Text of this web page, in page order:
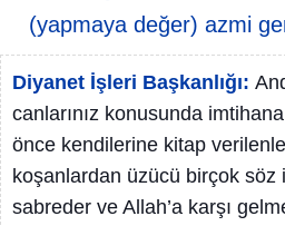
(yapmaya değer) azmi
Diyanet İşleri Başkanlığı:
canlarınız konusunda
önce kendilerine kitap
koşanlardan üzücü birçok söz
sabreder ve Allah’a karşı